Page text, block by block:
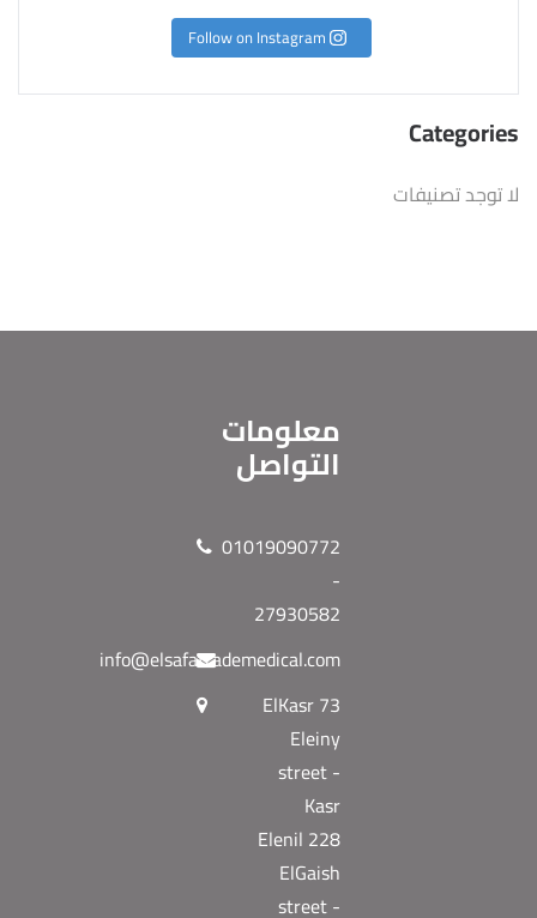
Follow on Instagram
Categories
لا توجد تصنيفات
معلومات
التواصل
01019090772
-
27930582
info@elsafatrademedical.com
73 ElKasr
Eleiny
street -
Kasr
Elenil 228
ElGaish
street -